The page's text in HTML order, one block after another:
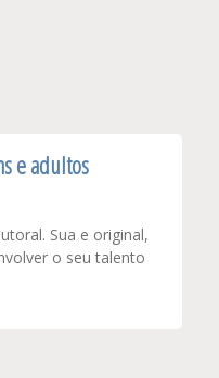
e adultos
Sua e original,
o seu talento